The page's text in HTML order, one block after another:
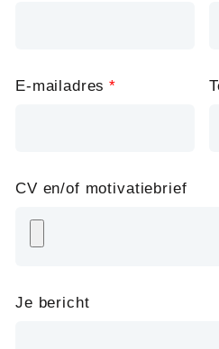
E-mailadres
CV en/of motivatiebrief
Je bericht